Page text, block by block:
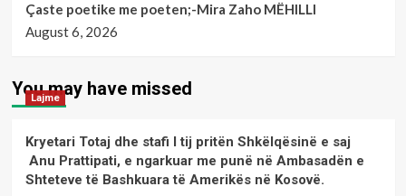
Çaste poetike me poeten;-Mira Zaho MËHILLI
August 6, 2026
You may have missed
Lajme
Kryetari Totaj dhe stafi I tij pritën Shkëlqësinë e saj
Anu Prattipati, e ngarkuar me punë në Ambasadën e
Shteteve të Bashkuara të Amerikës në Kosovë.